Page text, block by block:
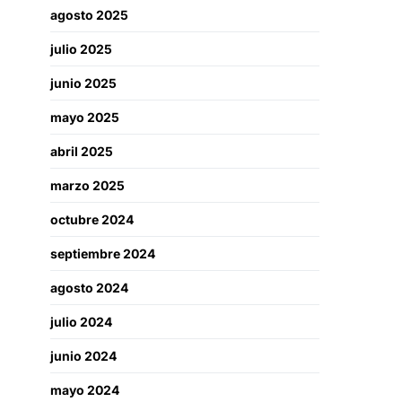
agosto 2025
julio 2025
junio 2025
mayo 2025
abril 2025
marzo 2025
octubre 2024
septiembre 2024
agosto 2024
julio 2024
junio 2024
mayo 2024